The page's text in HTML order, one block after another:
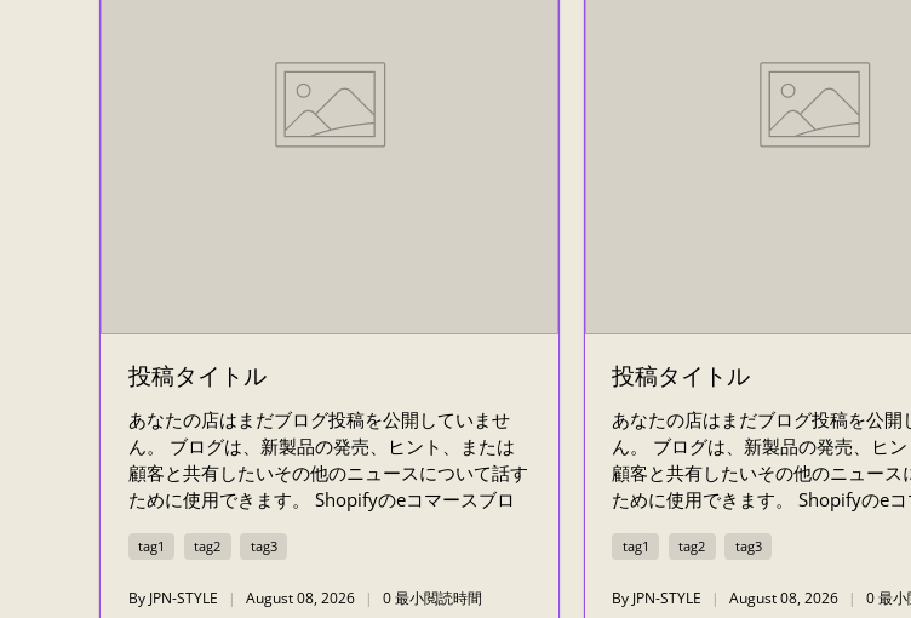
投稿タイトル
あなたの店はまだブログ投稿を公開していませ
ん。 ブログは、新製品の発売、ヒント、または
顧客と共有したいその他のニュースについて話す
ために使用できます。 Shopifyのeコマースブロ
ョンやアドバイスを確認できます。
tag1 tag2 tag3
By JPN-STYLE August 08, 2026 0 最小閲読時間
投稿タイトル
あなたの店はまだブログ投稿を公開
ん。 ブログは、新製品の発売、ヒ
顧客と共有したいその他のニュース
ために使用できます。 Shopifyのe
ョンやアドバイスを確認できます。
tag1 tag2 tag3
By JPN-STYLE August 08, 2026 0 最